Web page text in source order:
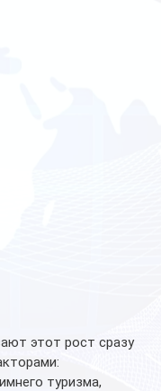
этот рост сразу
туризма,